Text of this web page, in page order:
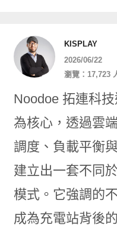
KISPLAY
2026/06/22
瀏覽：17,723
Noodoe 拓連科
為核心，透過雲
調度、負載平衡
建立出一套不同
模式。它強調的
成為充電站背後